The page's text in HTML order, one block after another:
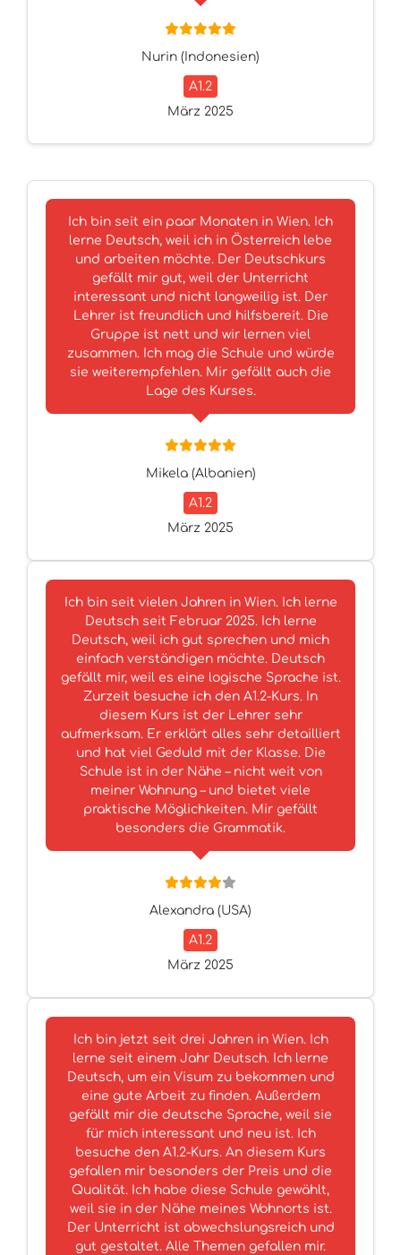
Nurin (Indonesien)
A1.2
März 2025
Ich bin seit ein paar Monaten in Wien. Ich
lerne Deutsch, weil ich in Österreich lebe
und arbeiten möchte. Der Deutschkurs
gefällt mir gut, weil der Unterricht
interessant und nicht langweilig ist. Der
Lehrer ist freundlich und hilfsbereit. Die
Gruppe ist nett und wir lernen viel
zusammen. Ich mag die Schule und würde
sie weiterempfehlen. Mir gefällt auch die
Lage des Kurses.
Mikela (Albanien)
A1.2
März 2025
Ich bin seit vielen Jahren in Wien. Ich lerne
Deutsch seit Februar 2025. Ich lerne
Deutsch, weil ich gut sprechen und mich
einfach verständigen möchte. Deutsch
gefällt mir, weil es eine logische Sprache ist.
Zurzeit besuche ich den A1.2-Kurs. In
diesem Kurs ist der Lehrer sehr
aufmerksam. Er erklärt alles sehr detailliert
und hat viel Geduld mit der Klasse. Die
Schule ist in der Nähe – nicht weit von
meiner Wohnung – und bietet viele
praktische Möglichkeiten. Mir gefällt
besonders die Grammatik.
Alexandra (USA)
A1.2
März 2025
Ich bin jetzt seit drei Jahren in Wien. Ich
lerne seit einem Jahr Deutsch. Ich lerne
Deutsch, um ein Visum zu bekommen und
eine gute Arbeit zu finden. Außerdem
gefällt mir die deutsche Sprache, weil sie
für mich interessant und neu ist. Ich
besuche den A1.2-Kurs. An diesem Kurs
gefallen mir besonders der Preis und die
Qualität. Ich habe diese Schule gewählt,
weil sie in der Nähe meines Wohnorts ist.
Der Unterricht ist abwechslungsreich und
gut gestaltet. Alle Themen gefallen mir.